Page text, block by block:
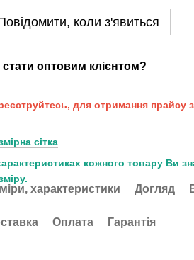
коли з'явиться
стати оптовим клієнтом?
, для отримання прайсу
сітка
кожного товару Ви
характеристики Догляд
Оплата Гарантія